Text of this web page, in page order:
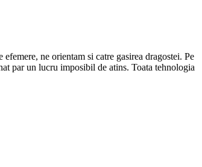
ne orientam si catre gasirea dragostei. Pe
par un lucru imposibil de atins. Toata tehnologia